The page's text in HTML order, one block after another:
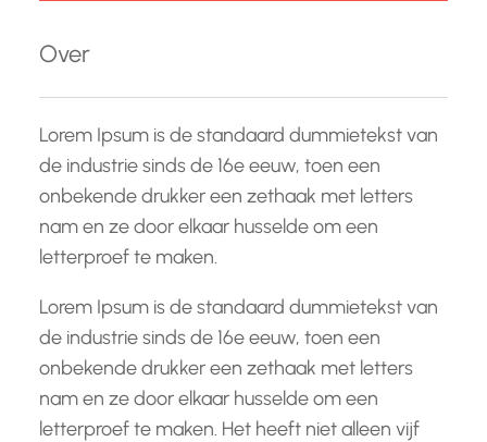
n
Over
Lorem Ipsum is de standaard dummietekst van
de industrie sinds de 16e eeuw, toen een
onbekende drukker een zethaak met letters
nam en ze door elkaar husselde om een
letterproef te maken.
Lorem Ipsum is de standaard dummietekst van
de industrie sinds de 16e eeuw, toen een
onbekende drukker een zethaak met letters
nam en ze door elkaar husselde om een
letterproef te maken. Het heeft niet alleen vijf